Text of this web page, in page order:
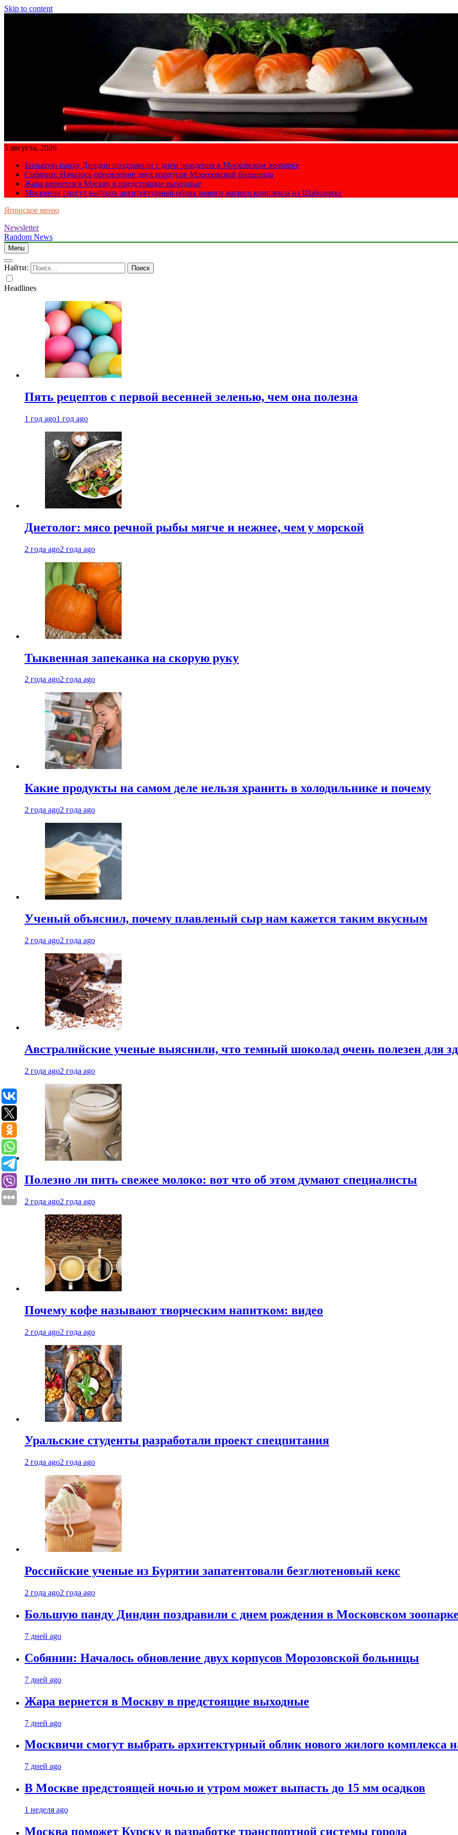
Skip to content
5 августа, 2026
Большую панду Диндин поздравили с днем рождения в Московском зоопарке
Собянин: Началось обновление двух корпусов Морозовской больницы
Жара вернется в Москву в предстоящие выходные
Москвичи смогут выбрать архитектурный облик нового жилого комплекса на Шаболовке
Японское меню
Newsletter
Random News
Menu
Найти:
Headlines
Пять рецептов с первой весенней зеленью, чем она полезна
1 год ago1 год ago
Диетолог: мясо речной рыбы мягче и нежнее, чем у морской
2 года ago2 года ago
Тыквенная запеканка на скорую руку
2 года ago2 года ago
Какие продукты на самом деле нельзя хранить в холодильнике и почему
2 года ago2 года ago
Ученый объяснил, почему плавленый сыр нам кажется таким вкусным
2 года ago2 года ago
Австралийские ученые выяснили, что темный шоколад очень полезен для
2 года ago2 года ago
Полезно ли пить свежее молоко: вот что об этом думают специалисты
2 года ago2 года ago
Почему кофе называют творческим напитком: видео
2 года ago2 года ago
Уральские студенты разработали проект спецпитания
2 года ago2 года ago
Российские ученые из Бурятии запатентовали безглютеновый кекс
2 года ago2 года ago
Большую панду Диндин поздравили с днем рождения в Московском зоопарке
7 дней ago
Собянин: Началось обновление двух корпусов Морозовской больницы
7 дней ago
Жара вернется в Москву в предстоящие выходные
7 дней ago
Москвичи смогут выбрать архитектурный облик нового жилого комплекса
7 дней ago
В Москве предстоящей ночью и утром может выпасть до 15 мм осадков
1 неделя ago
Москва поможет Курску в разработке транспортной системы города